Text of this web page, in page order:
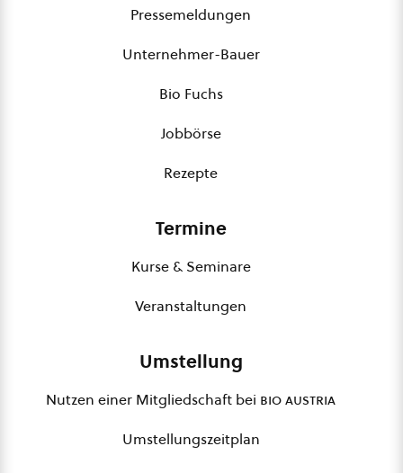
Pressemeldungen
Unternehmer-Bauer
Bio Fuchs
Jobbörse
Rezepte
Termine
Kurse & Seminare
Veranstaltungen
Umstellung
Nutzen einer Mitgliedschaft bei bio austria
Umstellungszeitplan